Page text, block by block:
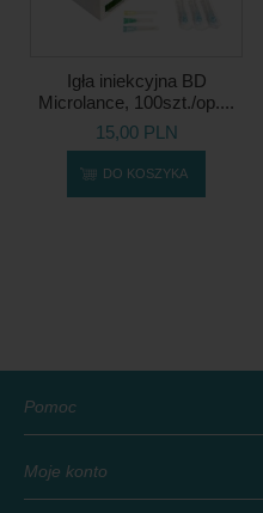
Igła iniekcyjna BD
Microlance, 100szt./op....
15,00 PLN
DO KOSZYKA
Pomoc
Moje konto